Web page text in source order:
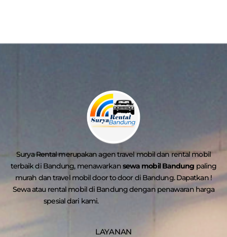
Surya Rental merupakan agen travel mobil dan rental mobil
terbaik di Bandung, menawarkansewa mobil Bandung paling
murah dan travel mobil door to door di Bandung. Dapatkan !
Sewa atau rental mobil di Bandung dengan penawaran harga
spesial dari kami.
LAYANAN